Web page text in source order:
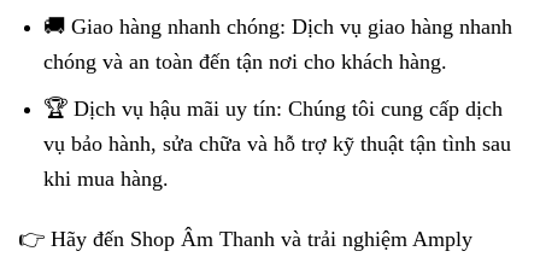
🚚 Giao hàng nhanh chóng: Dịch vụ giao hàng nhanh
chóng và an toàn đến tận nơi cho khách hàng.
🏆 Dịch vụ hậu mãi uy tín: Chúng tôi cung cấp dịch
vụ bảo hành, sửa chữa và hỗ trợ kỹ thuật tận tình sau
khi mua hàng.
👉 Hãy đến Shop Âm Thanh và trải nghiệm Amply